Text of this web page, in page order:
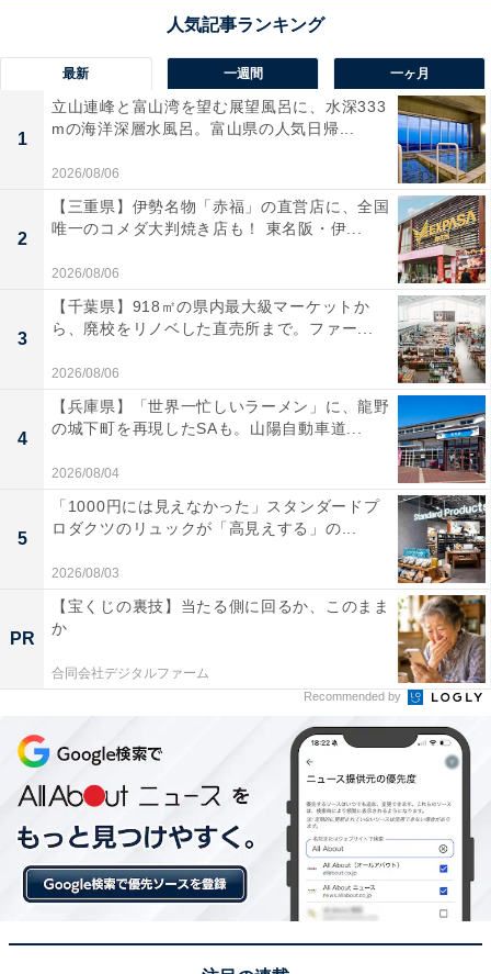
最新 一週間 一ヶ月
1
立山連峰と富山湾を望む展望風呂に、水深333
mの海洋深層水風呂。富山県の人気日帰...
2026/08/06
2
【三重県】伊勢名物「赤福」の直営店に、全国
唯一のコメダ大判焼き店も！ 東名阪・伊...
2026/08/06
3
【千葉県】918㎡の県内最大級マーケットか
ら、廃校をリノベした直売所まで。ファー...
2026/08/06
4
【兵庫県】「世界一忙しいラーメン」に、龍野
の城下町を再現したSAも。山陽自動車道...
2026/08/04
5
「1000円には見えなかった」スタンダードプ
ロダクツのリュックが「高見えする」の...
2026/08/03
PR
【宝くじの裏技】当たる側に回るか、このまま
か
合同会社デジタルファーム
Recommended by